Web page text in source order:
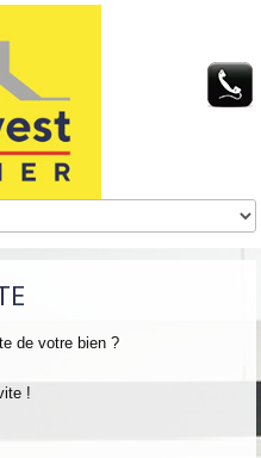
de votre bien ?
!